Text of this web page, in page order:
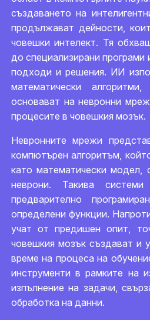
създаването на
продължават дейности,
човешки интелект. Тя
до специализирани програми
подходи и решения. ИИ
математически
основават на невронни
процесите в човешкия мозък.
Невронните мрежи
компютърен алгоритъм,
като математически модел,
неврони. Такива
предварително
определени функции.
учат от предишен опит,
човешкия мозък създават и
време на процеса на
инструменти в рамките на
изпълнение на задачи,
обработка на данни.